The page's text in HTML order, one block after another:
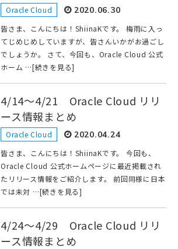
Oracle Cloud 2020.06.30
皆さま、こんにちは！ShiinaKです。 梅雨に入っ
てじめじめしていますが、皆さんいかがお過ごし
でしょうか。 さて、今回も、Oracle Cloud 公式
ホーム …[続きを見る]
4/14～4/21 Oracle Cloud リリ
ース情報まとめ
Oracle Cloud 2020.04.24
皆さま、こんにちは！ShiinaKです。 今回も、
Oracle Cloud 公式ホームページに最近掲載され
たリリース情報をご紹介します。 前回同様に日本
では未対 …[続きを見る]
4/24～4/29 Oracle Cloud リリ
ース情報まとめ